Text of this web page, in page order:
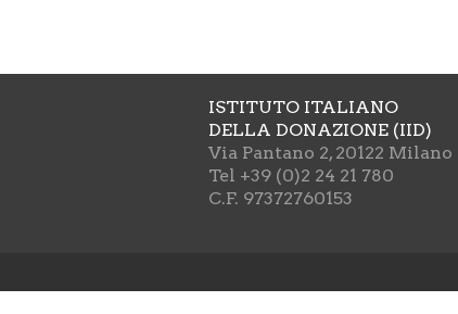
ISTITUTO ITALIANO
DELLA DONAZIONE (IID)
Via Pantano 2, 20122 Milano
Tel +39 (0)2 24 21 780
C.F. 97372760153